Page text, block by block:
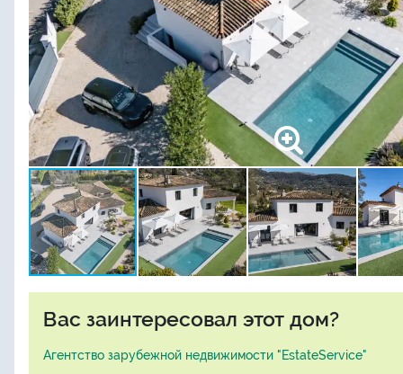
Вас заинтересовал этот дом?
Агентство зарубежной недвижимости "EstateService"